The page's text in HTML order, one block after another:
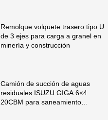
Remolque volquete trasero tipo U
de 3 ejes para carga a granel en
minería y construcción
Camión de succión de aguas
residuales ISUZU GIGA 6×4
20CBM para saneamiento